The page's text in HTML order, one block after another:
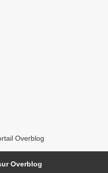
Overblog
Overblog